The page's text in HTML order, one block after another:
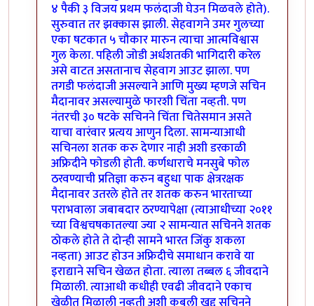
४ पैकी ३ विजय प्रथम फलंदाजी घेउन मिळवले होते).
सुरुवात तर झक्कास झाली. सेहवागने उमर गुलच्या
एका षटकात ५ चौकार मारुन त्याचा आत्मविश्वास
गुल केला. पहिली जोडी अर्धशतकी भागिदारी करेल
असे वाटत असतानाच सेहवाग आउट झाला. पण
तगडी फलंदाजी असल्याने आणि मुख्य म्हणजे सचिन
मैदानावर असल्यामुळे फारशी चिंता नव्हती. पण
नंतरची ३० षटके सचिनने चिंता चितेसमान असते
याचा वारंवार प्रत्यय आणुन दिला. सामन्याआधी
सचिनला शतक करु देणार नाही अशी डरकाळी
अफ्रिदीने फोडली होती. कर्णधाराचे मनसुबे फोल
ठरवण्याची प्रतिज्ञा करुन बहुधा पाक क्षेत्ररक्षक
मैदानावर उतरले होते तर शतक करुन भारताच्या
पराभवाला जबाबदार ठरण्यापेक्षा (त्याआधीच्या २०११
च्या विश्वचषकातल्या ज्या २ सामन्यात सचिनने शतक
ठोकले होते ते दोन्ही सामने भारत जिंकु शकला
नव्हता) आउट होउन अफ्रिदीचे समाधान करावे या
इराद्याने सचिन खेळत होता. त्याला तब्बल ६ जीवदाने
मिळाली. त्याआधी कधीही एवढी जीवदाने एकाच